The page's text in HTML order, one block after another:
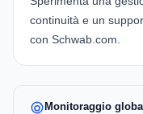
continuità e un
con Schwab.com.
Monitoraggio